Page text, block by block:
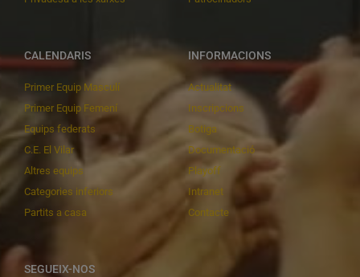
CALENDARIS
Primer Equip Masculí
Primer Equip Femení
Equips federats
C.E. El Vilar
Altres equips
Categories inferiors
Partits a casa
INFORMACIONS
Actualitat
Inscripcions
Botiga
Documentació
Playoff
Intranet
Contacte
SEGUEIX-NOS